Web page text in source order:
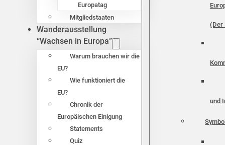
Europatag
Mitgliedstaaten
Wanderausstellung
“Wachsen in Europa”
Warum brauchen wir die
EU?
Wie funktioniert die
EU?
Chronik der
Europäischen Einigung
Statements
Quiz
(Der
und